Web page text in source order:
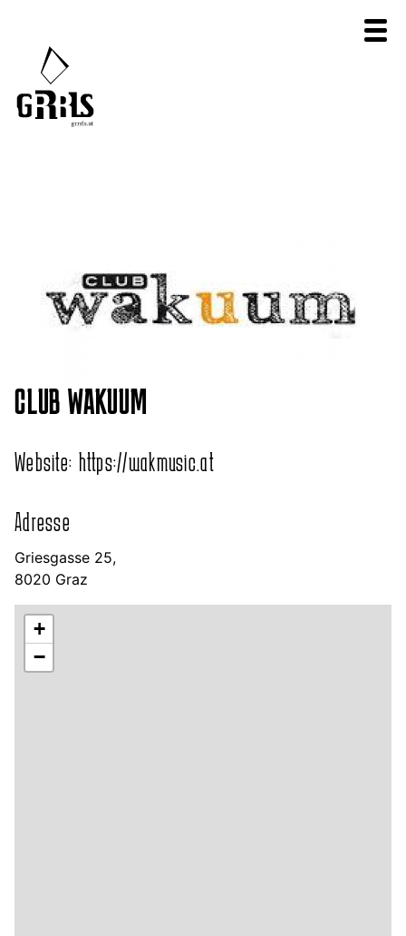
CLUB WAKUUM
Website: https://wakmusic.at
Adresse
Griesgasse 25,
8020 Graz
+
−